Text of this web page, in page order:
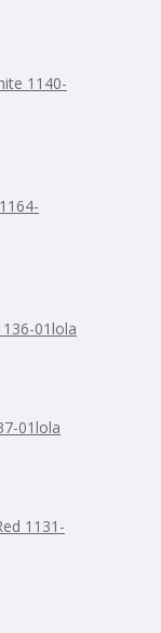
Перед хранением
хранить
железо, силика